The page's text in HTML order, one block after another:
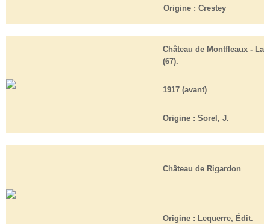
Origine : Crestey
Château de Montfleaux - La
(67).
1917 (avant)
Origine : Sorel, J.
Château de Rigardon
Origine : Lequerre, Édit.